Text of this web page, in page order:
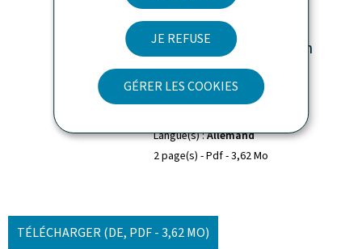
JE REFUSE
GÉRER LES COOKIES
Faltblatt "Zugang zu
öffentlichen Räumen in
Begleitung eines
Assistenzhundes"
Langue(s) Allemand
2 page(s) Pdf 3,62 Mo
TÉLÉCHARGER(DE, PDF - 3,62 MO)